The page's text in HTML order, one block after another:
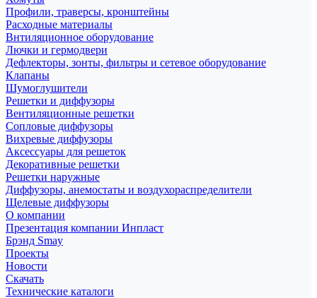
Профили, траверсы, кронштейны
Расходные материалы
Внтиляционное оборудование
Лючки и гермодвери
Дефлекторы, зонты, фильтры и сетевое оборудование
Клапаны
Шумоглушители
Решетки и диффузоры
Вентиляционные решетки
Сопловые диффузоры
Вихревые диффузоры
Аксессуары для решеток
Декоративные решетки
Решетки наружные
Диффузоры, анемостаты и воздухораспределители
Щелевые диффузоры
О компании
Презентация компании Инпласт
Брэнд Smay
Проекты
Новости
Скачать
Технические каталоги